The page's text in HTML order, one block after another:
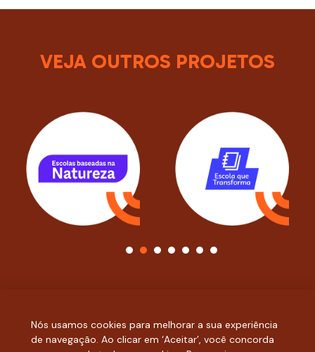
VEJA OUTROS PROJETOS
Nós usamos cookies para melhorar a sua experiência
de navegação. Ao clicar em ‘Aceitar’, você concorda